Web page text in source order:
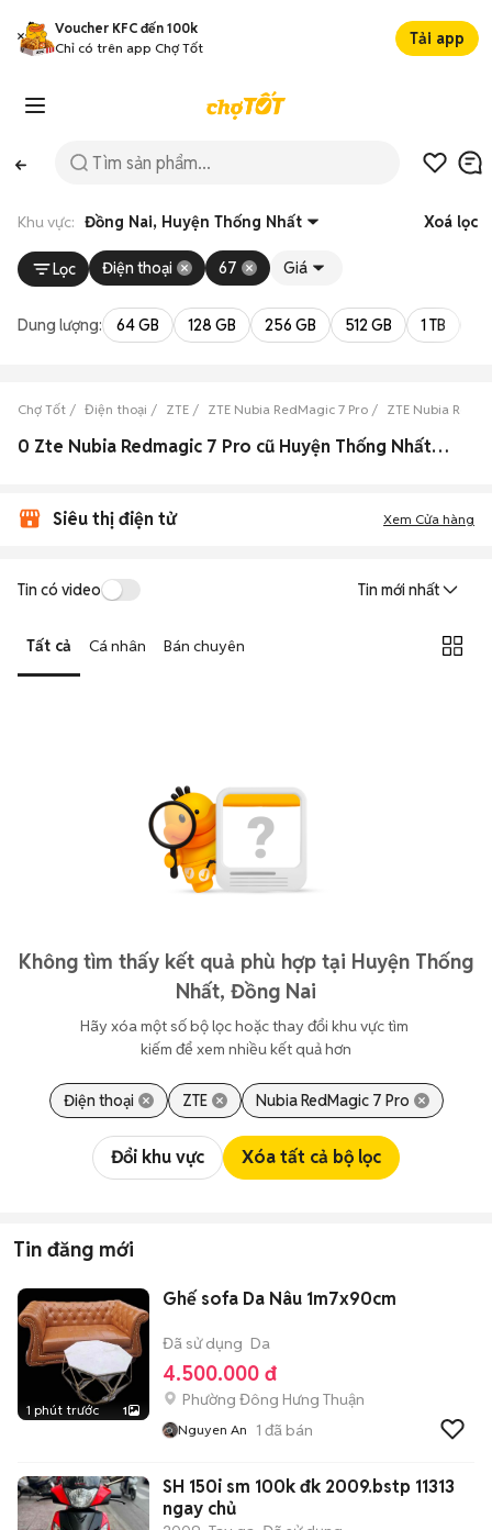
Voucher KFC đến 100k
Chỉ có trên app Chợ Tốt
Tải app
Khu vực: Đồng Nai, Huyện Thống Nhất Xoá lọc
Lọc Điện thoại 67 Giá
Dung lượng: 64 GB 128 GB 256 GB 512 GB 1 TB
Chợ Tốt Điện thoại ZTE ZTE Nubia RedMagic 7 Pro ZTE Nubia
0 Zte Nubia Redmagic 7 Pro cũ Huyện Thống Nhất, Đồng Nai đẹp
Siêu thị điện tử Xem Cửa hàng
Tin có video Tin mới nhất
Tất cả Cá nhân Bán chuyên
Không tìm thấy kết quả phù hợp tại Huyện Thống
Nhất, Đồng Nai
Hãy xóa một số bộ lọc hoặc thay đổi khu vực tìm
kiếm để xem nhiều kết quả hơn
Điện thoại ZTE Nubia RedMagic 7 Pro
Đổi khu vực Xóa tất cả bộ lọc
Tin đăng mới
1 phút trước 1
Ghế sofa Da Nâu 1m7x90cm
Đã sử dụng Da
4.500.000 đ
Phường Đông Hưng Thuận
Nguyen An 1 đã bán
SH 150i sm 100k đk 2009.bstp 11313
ngay chủ